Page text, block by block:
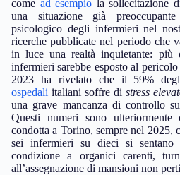
come ad esempio la sollecitazione
una situazione già
psicologico degli infermieri nel
ricerche pubblicate nel periodo che
in luce una realtà inquietante: più
infermieri sarebbe esposto al pericolo
2023 ha rivelato che il 59%
ospedali italiani soffre di stress
una grave mancanza di controllo
Questi numeri sono ulteriormente
condotta a Torino, sempre nel 2025,
sei infermieri su dieci si sentano
condizione a organici carenti,
all’assegnazione di mansioni non